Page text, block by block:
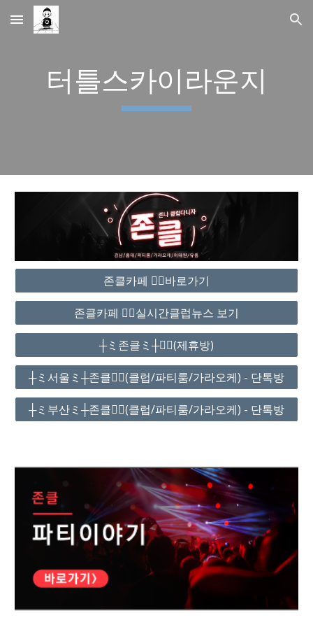
Skip to main content Skip to navigation
터틀스카이라운지
존클카페 ❤️‍🔥바로가기
존클카페 ❤️‍🔥실시간클럽뉴스 보기
┼ミ존클ミ┼❤️‍🔥(제휴방)
┼ミ서울ミ┼존클❤️‍🔥(클럽/파티룸/가라오케) - 단톡방
┼ミ부산ミ┼존클❤️‍🔥(클럽/파티룸/가라오케) - 단톡방